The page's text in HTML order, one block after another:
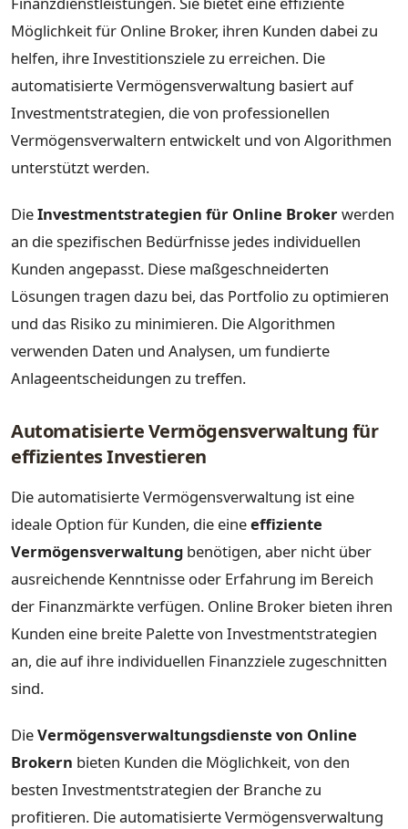
Möglichkeit für Online Broker, ihren Kunden dabei zu
helfen, ihre Investitionsziele zu erreichen. Die
automatisierte Vermögensverwaltung basiert auf
Investmentstrategien, die von professionellen
Vermögensverwaltern entwickelt und von Algorithmen
unterstützt werden.
DieInvestmentstrategien für Online Brokerwerden
an die spezifischen Bedürfnisse jedes individuellen
Kunden angepasst. Diese maßgeschneiderten
Lösungen tragen dazu bei, das Portfolio zu optimieren
und das Risiko zu minimieren. Die Algorithmen
verwenden Daten und Analysen, um fundierte
Anlageentscheidungen zu treffen.
Automatisierte Vermögensverwaltung für
effizientes Investieren
Die automatisierte Vermögensverwaltung ist eine
ideale Option für Kunden, die eineeffiziente
Vermögensverwaltung benötigen, aber nicht über
ausreichende Kenntnisse oder Erfahrung im Bereich
der Finanzmärkte verfügen. Online Broker bieten ihren
Kunden eine breite Palette von Investmentstrategien
an, die auf ihre individuellen Finanzziele zugeschnitten
sind.
DieVermögensverwaltungsdienste von Online
Brokern bieten Kunden die Möglichkeit, von den
besten Investmentstrategien der Branche zu
profitieren. Die automatisierte Vermögensverwaltung